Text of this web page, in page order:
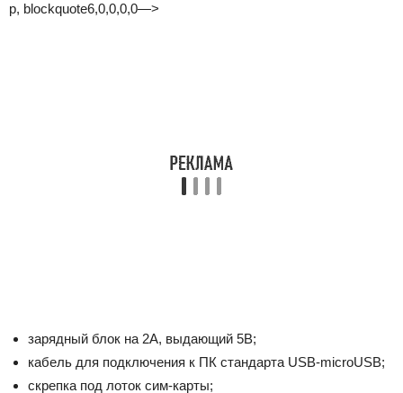
p, blockquote6,0,0,0,0—>
зарядный блок на 2А, выдающий 5В;
кабель для подключения к ПК стандарта USB-microUSB;
скрепка под лоток сим-карты;